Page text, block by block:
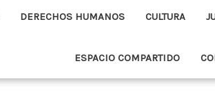
DERECHOS HUMANOS CULTURA
ESPACIO COMPARTIDO